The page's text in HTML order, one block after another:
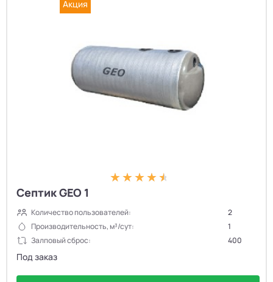
Акция
Септик GEO 1
Количество пользователей:
2
Производительность, м³/сут:
1
Залповый сброс:
400
Под заказ